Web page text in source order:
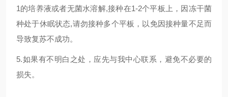
1的培养液或者无菌水溶解,接种在1-2个平板上，因冻干菌
种处于休眠状态,请勿接种多个平板，以免因接种量不足而
导致复苏不成功。
5.如果有不明白之处，应先与我中心联系，避免不必要的
损失。